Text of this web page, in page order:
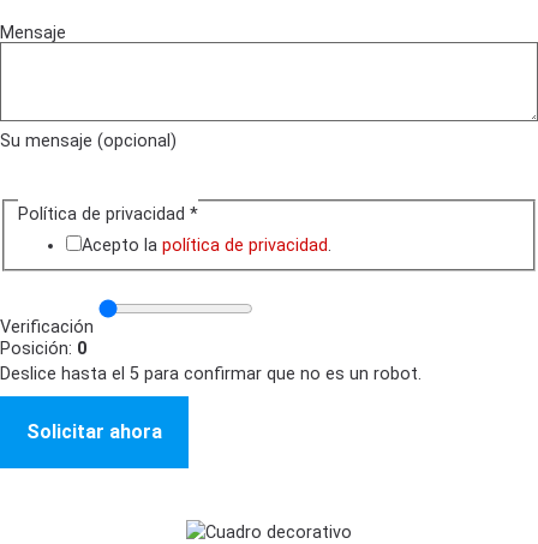
Mensaje
Su mensaje (opcional)
Política de privacidad *
Acepto la política de privacidad.
Verificación
Posición: 0
Deslice hasta el 5 para confirmar que no es un robot.
Solicitar ahora